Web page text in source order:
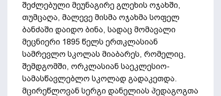
შეძლებული მეუნაგირე გლეხის ოჯახში,
თუმცაღა, მალევე მისმა ოჯახმა სოფელ
ბანძაში დაიდო ბინა, სადაც მომავალი
მეცნიერი 1895 წელს ერთკლასიან
სამრევლო სკოლას მიაბარეს, რომელიც,
შემდგომში, ორკლასიან საეკლესიო-
სამასწავლებლო სკოლად გადაკეთდა.
მცირეწლოვან სერგი დანელიას პედაგოგთა